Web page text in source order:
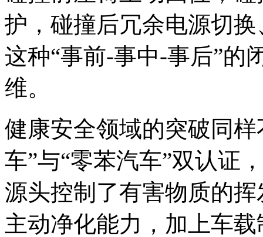
护，碰撞后冗余电源切
这种“事前-事中-事后”的
维。
健康安全领域的突破同
车”与“零苯汽车”双认证
源头控制了有害物质的
主动净化能力，加上车